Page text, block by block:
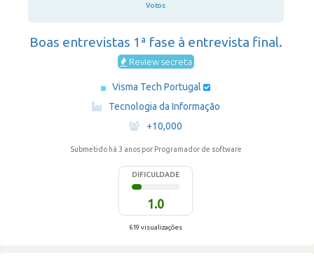
Votos
Boas entrevistas 1ª fase à entrevista final.
Review secreta
Visma Tech Portugal
Tecnologia da Informação
·
+10,000
Submetido há 3 anos por Programador de software
DIFICULDADE
1.0
619 visualizações